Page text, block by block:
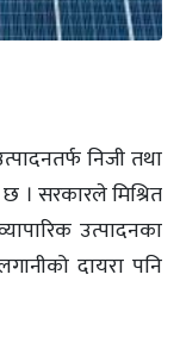
निजी तथा
। सरकारले मिश्रित
उत्पादनका
दायरा पनि